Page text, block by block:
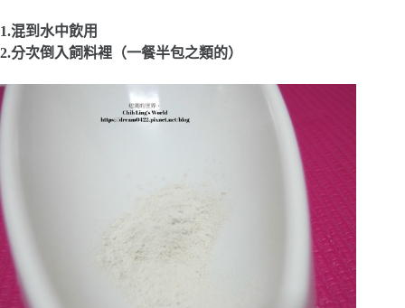
1.混到水中飲用
2.分次倒入飼料裡（一餐半包之類的）